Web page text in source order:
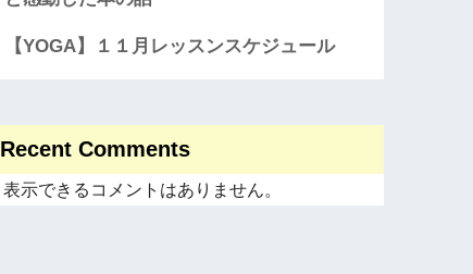
【YOGA】１１月レッスンスケジュール
Recent Comments
表示できるコメントはありません。